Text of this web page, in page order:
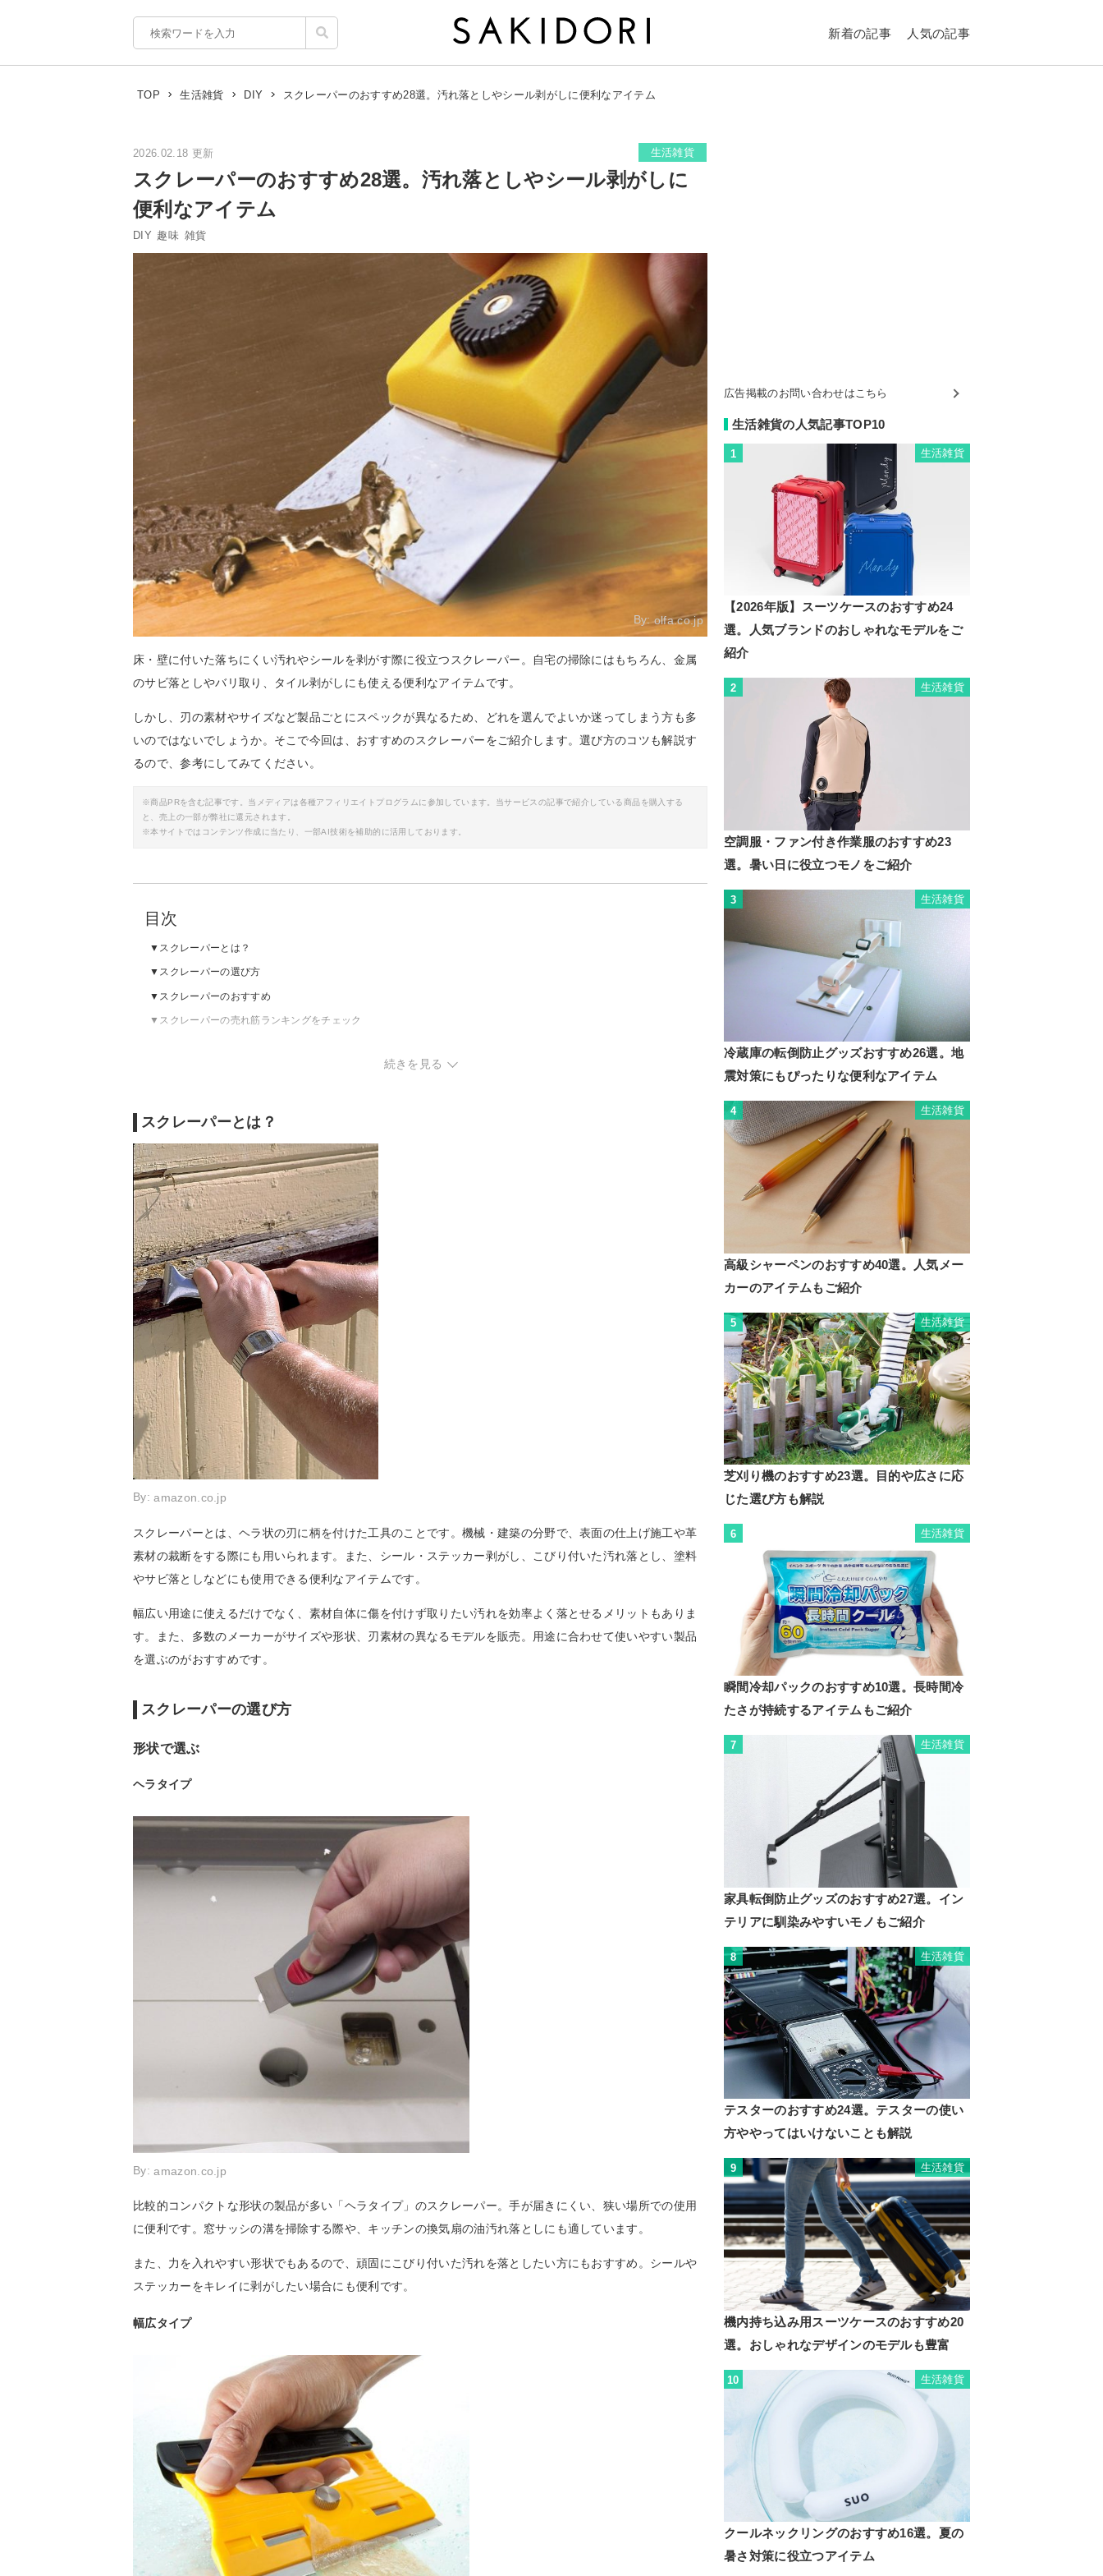
新着の記事 人気の記事
TOP 生活雑貨 DIY スクレーパーのおすすめ28選。汚れ落としやシール剥がしに便利なアイテム
2026.02.18 更新 生活雑貨
スクレーパーのおすすめ28選。汚れ落としやシール剥がしに
便利なアイテム
DIY 趣味 雑貨
By:olfa.co.jp
床・壁に付いた落ちにくい汚れやシールを剥がす際に役立つスクレーパー。自宅の掃除にはもちろん、金属
のサビ落としやバリ取り、タイル剥がしにも使える便利なアイテムです。
しかし、刃の素材やサイズなど製品ごとにスペックが異なるため、どれを選んでよいか迷ってしまう方も多
いのではないでしょうか。そこで今回は、おすすめのスクレーパーをご紹介します。選び方のコツも解説す
るので、参考にしてみてください。
※商品PRを含む記事です。当メディアは各種アフィリエイトプログラムに参加しています。当サービスの記事で紹介している商品を購入する
と、売上の一部が弊社に還元されます。
※本サイトではコンテンツ作成に当たり、一部AI技術を補助的に活用しております。
目次
スクレーパーとは？
スクレーパーの選び方
スクレーパーのおすすめ
スクレーパーの売れ筋ランキングをチェック
続きを見る
スクレーパーとは？
By:amazon.co.jp
スクレーパーとは、ヘラ状の刃に柄を付けた工具のことです。機械・建築の分野で、表面の仕上げ施工や革
素材の裁断をする際にも用いられます。また、シール・ステッカー剥がし、こびり付いた汚れ落とし、塗料
やサビ落としなどにも使用できる便利なアイテムです。
幅広い用途に使えるだけでなく、素材自体に傷を付けず取りたい汚れを効率よく落とせるメリットもありま
す。また、多数のメーカーがサイズや形状、刃素材の異なるモデルを販売。用途に合わせて使いやすい製品
を選ぶのがおすすめです。
スクレーパーの選び方
形状で選ぶ
ヘラタイプ
By:amazon.co.jp
比較的コンパクトな形状の製品が多い「ヘラタイプ」のスクレーパー。手が届きにくい、狭い場所での使用
に便利です。窓サッシの溝を掃除する際や、キッチンの換気扇の油汚れ落としにも適しています。
また、力を入れやすい形状でもあるので、頑固にこびり付いた汚れを落としたい方にもおすすめ。シールや
ステッカーをキレイに剥がしたい場合にも便利です。
幅広タイプ
広告掲載のお問い合わせはこちら
生活雑貨の人気記事TOP10
1 生活雑貨
【2026年版】スーツケースのおすすめ24
選。人気ブランドのおしゃれなモデルをご
紹介
2 生活雑貨
空調服・ファン付き作業服のおすすめ23
選。暑い日に役立つモノをご紹介
3 生活雑貨
冷蔵庫の転倒防止グッズおすすめ26選。地
震対策にもぴったりな便利なアイテム
4 生活雑貨
高級シャーペンのおすすめ40選。人気メー
カーのアイテムもご紹介
5 生活雑貨
芝刈り機のおすすめ23選。目的や広さに応
じた選び方も解説
6 生活雑貨
瞬間冷却パックのおすすめ10選。長時間冷
たさが持続するアイテムもご紹介
7 生活雑貨
家具転倒防止グッズのおすすめ27選。イン
テリアに馴染みやすいモノもご紹介
8 生活雑貨
テスターのおすすめ24選。テスターの使い
方ややってはいけないことも解説
9 生活雑貨
機内持ち込み用スーツケースのおすすめ20
選。おしゃれなデザインのモデルも豊富
10 生活雑貨
クールネックリングのおすすめ16選。夏の
暑さ対策に役立つアイテム